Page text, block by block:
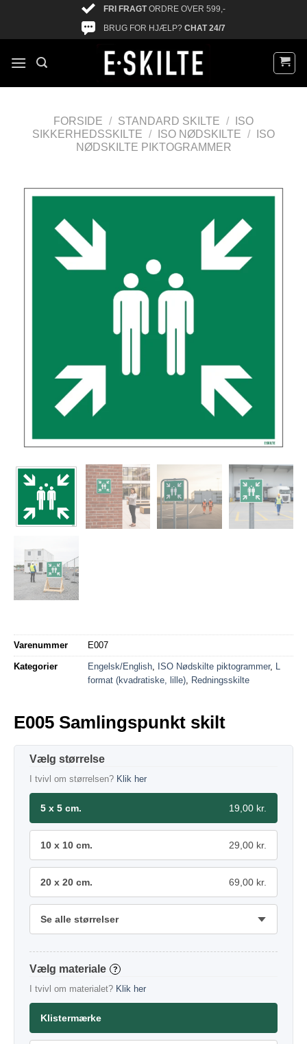
FRI FRAGTORDRE OVER 599,-
BRUG FOR HJÆLP? CHAT 24/7
FORSIDE / STANDARD SKILTE /
ISO
SIKKERHEDSSKILTE
/ ISO NØDSKILTE /
ISO
NØDSKILTE PIKTOGRAMMER
Varenummer E007
Kategorier Engelsk/English ISO Nødskilte piktogrammer,
format (kvadratiske, lille)
Redningsskilte
E005 Samlingspunkt skilt
størrelse
I tvivl om størrelsen? Klik her
5 x 5 cm. 19,00 kr.
10 x 10 cm. 29,00 kr.
20 x 20 cm. 69,00 kr.
Se alle størrelser
materiale ?
I tvivl om materialet? Klik her
Klistermærke